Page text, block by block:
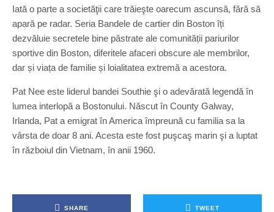
Iată o parte a societăţii care trăieşte oarecum ascunsă, fără să
apară pe radar. Seria Bandele de cartier din Boston îți
dezvăluie secretele bine păstrate ale comunității pariurilor
sportive din Boston, diferitele afaceri obscure ale membrilor,
dar și viața de familie și loialitatea extremă a acestora.
Pat Nee este liderul bandei Southie şi o adevărată legendă în
lumea interlopă a Bostonului. Născut în County Galway,
Irlanda, Pat a emigrat în America împreună cu familia sa la
vârsta de doar 8 ani. Acesta este fost puşcaş marin şi a luptat
în războiul din Vietnam, în anii 1960.
SHARE TWEET